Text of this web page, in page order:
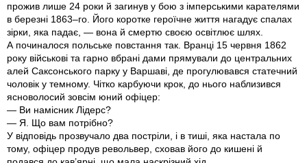
прожив лише 24 роки й загинув у бою з імперськими карателями
в березні 1863–го. Його коротке героїчне життя нагадує спалах
зірки, яка падає, — вона й смертю своєю освітлює шлях.
А починалося польське повстання так. Вранці 15 червня 1862
року військові та гарно вбрані дами прямували до центральних
алей Саксонського парку у Варшаві, де прогулювався статечний
чоловік у темному. Чітко карбуючи крок, до нього наблизився
ясноволосий зовсім юний офіцер:
— Ви намісник Лідерс?
— Я. Що вам потрібно?
У відповідь прозвучало два постріли, і в тиші, яка настала по
тому, офіцер продув револьвер, сховав його до кишені й